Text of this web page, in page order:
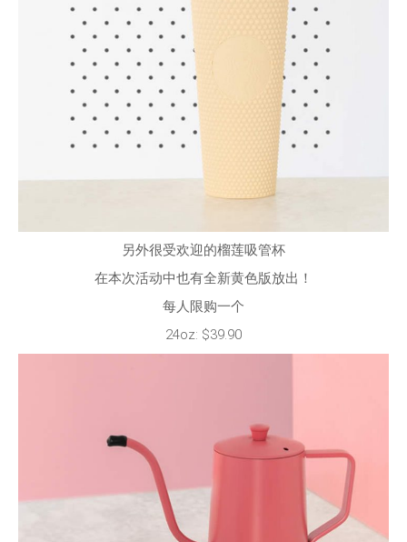
另外很受欢迎的榴莲吸管杯
在本次活动中也有全新黄色版放出！
每人限购一个
24oz: $39.90